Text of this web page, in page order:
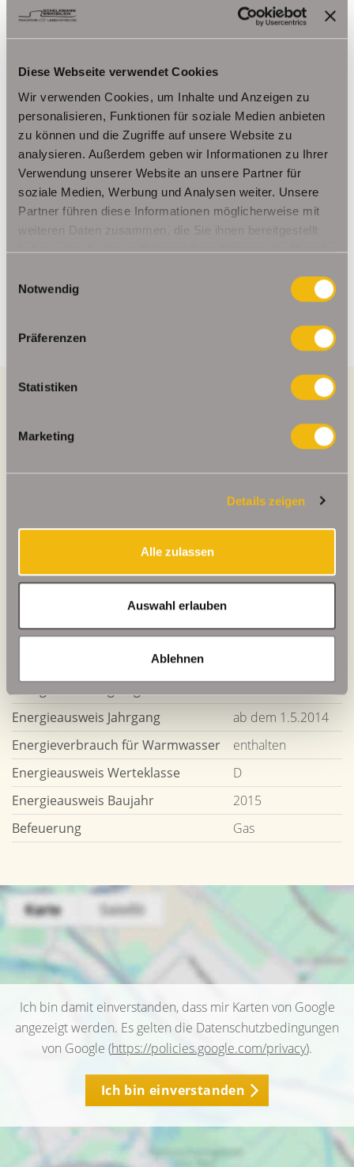
Diese Webseite verwendet Cookies
Wir verwenden Cookies, um Inhalte und Anzeigen zu
personalisieren, Funktionen für soziale Medien anbieten
zu können und die Zugriffe auf unsere Website zu
analysieren. Außerdem geben wir Informationen zu Ihrer
Verwendung unserer Website an unsere Partner für
soziale Medien, Werbung und Analysen weiter. Unsere
Partner führen diese Informationen möglicherweise mit
weiteren Daten zusammen, die Sie ihnen bereitgestellt
haben oder die sie im Rahmen Ihrer Nutzung der Dienste
Notwendig
Präferenzen
Statistiken
Marketing
Details zeigen
Alle zulassen
Auswahl erlauben
Ablehnen
EUR/ Jahr. Davon werden 2.604,64 EUR/Jahr zur
Aufstockung der Instandhaltungsrückstellung angespart.
Eine Nachweis- und Vermittlungsprovision von 5,8 % (inkl.
16% MwSt) des endgültigen Kaufpreises ist vom Käufer
nach Abschluss des Kaufvertrages zu zahlen.
Ansprechpartner
Frau Beate Schelkmann
Telefon: 004936124036202
info@schelkmann.de
Energieausweis (Verbrauchsausweis)
Energieverbrauchskennwert
Wesentlicher Energieträger
Energieausweis Jahrgang
ab dem 1.5.2014
Energieverbrauch für Warmwasser
enthalten
Energieausweis Werteklasse
D
Energieausweis Baujahr
2015
Befeuerung
Gas
Ich bin damit einverstanden, dass mir Karten von Google
angezeigt werden. Es gelten die Datenschutzbedingungen
von Google (https://policies.google.com/privacy).
Ich bin einverstanden